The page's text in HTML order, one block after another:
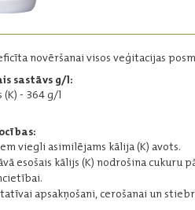
novēršanai visos veģitacijas
sastāvs g/l:
(K) - 364 g/l
viegli asimilējams kālija (K) avots.
esošais kālijs (K) nodrošina cukuru
apsakņošani, cerošanai un
Iepakojums:
brīvas